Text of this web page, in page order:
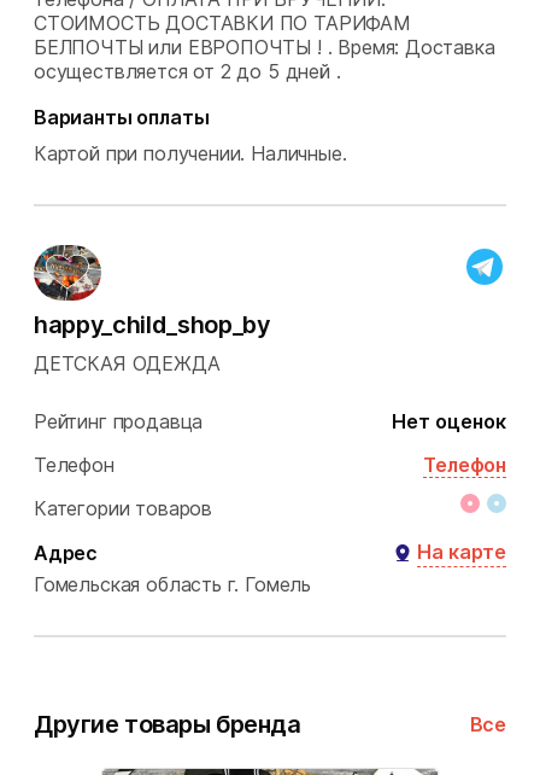
СТОИМОСТЬ ДОСТАВКИ ПО ТАРИФАМ
БЕЛПОЧТЫ или ЕВРОПОЧТЫ ! . Время: Доставка
осуществляется от 2 до 5 дней .
Варианты оплаты
Картой при получении. Наличные.
happy_child_shop_by
ДЕТСКАЯ ОДЕЖДА
Рейтинг продавца
Нет оценок
Телефон
Телефон
Категории товаров
Адрес
На карте
Гомельская область г. Гомель
Другие товары бренда Все